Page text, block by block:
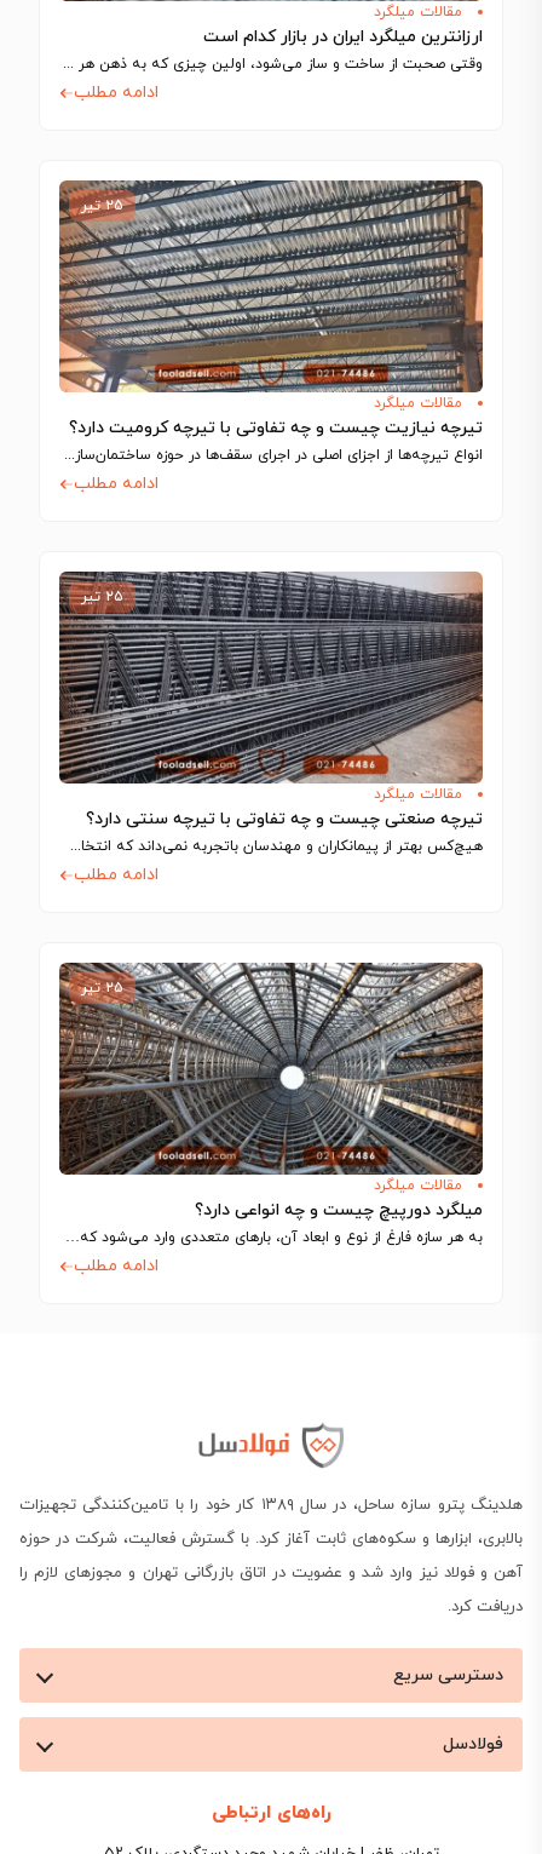
مقالات میلگرد
ارزانترین میلگرد ایران در بازار کدام است
وقتی صحبت از ساخت‌ و ساز می‌شود، اولین چیزی که به ذهن هر مهندس…
ادامه مطلب
۲۵ تیر
مقالات میلگرد
تیرچه نیازیت چیست و چه تفاوتی با تیرچه کرومیت دارد؟
انواع تیرچه‌ها از اجزای اصلی در اجرای سقف‌ها در حوزه ساختمان‌سازی به شمار می‌آیند…
ادامه مطلب
۲۵ تیر
مقالات میلگرد
تیرچه صنعتی چیست و چه تفاوتی با تیرچه سنتی دارد؟
هیچ‌کس بهتر از پیمانکاران و مهندسان باتجربه نمی‌داند که انتخاب اجزای سازه تا چه…
ادامه مطلب
۲۵ تیر
مقالات میلگرد
میلگرد دورپیچ چیست و چه انواعی دارد؟
به هر سازه فارغ از نوع و ابعاد آن، بارهای متعددی وارد می‌شود که…
ادامه مطلب
هلدینگ پترو سازه ساحل، در سال ۱۳۸۹ کار خود را با تامین‌کنندگی تجهیزات
بالابری، ابزارها و سکوه‌های ثابت آغاز کرد. با گسترش فعالیت، شرکت در حوزه
آهن و فولاد نیز وارد شد و عضویت در اتاق بازرگانی تهران و مجوزهای لازم را
دریافت کرد.
دسترسی سریع
فولادسل
راه‌های ارتباطی